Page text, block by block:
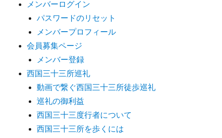
メンバーログイン
パスワードのリセット
メンバープロフィール
会員募集ページ
メンバー登録
西国三十三所巡礼
動画で繋ぐ西国三十三所徒歩巡礼
巡礼の御利益
西国三十三度行者について
西国三十三所を歩くには